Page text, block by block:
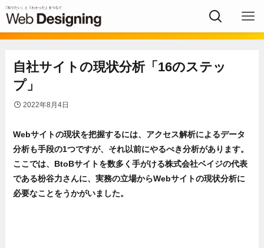
自社サイトの現状分析「16のステッ
プ」
2022年8月4日
Webサイトの現状を把握するには、アクセス解析によるデータ
分析も手段の1つですが、それ以前にやるべき分析があります。
ここでは、BtoBサイトを数多く手がける株式会社ベイジの代表
である枌谷力さんに、実務の立場からWebサイトの現状分析に
必要なことをうかがいました。